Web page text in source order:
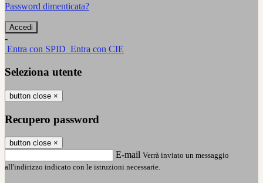
Password dimenticata?
-
Entra con SPID Entra con CIE
Seleziona utente
button close ×
Recupero password
button close ×
E-mail Verrà inviato un messaggio
all'indirizzo indicato con le istruzioni necessarie.